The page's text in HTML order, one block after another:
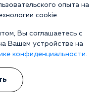
опыта на
cookie.
Вы соглашаетесь с
Вашем устройстве на
конфиденциальности.